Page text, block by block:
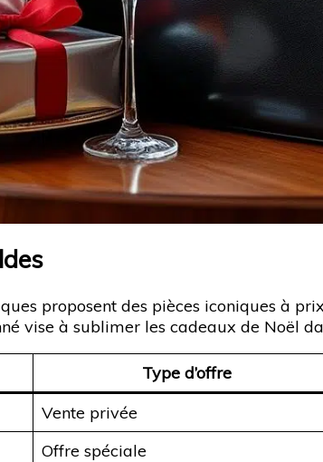
proposent des pièces iconiques à
vise à sublimer les cadeaux de Noël
Type d’offre
Vente privée
Offre spéciale